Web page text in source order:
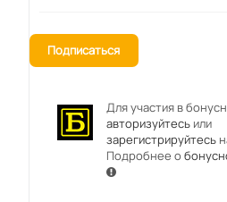
Подписаться
Для участия в
авторизуйтесьили
зарегистрируйтесь
Подробнее о